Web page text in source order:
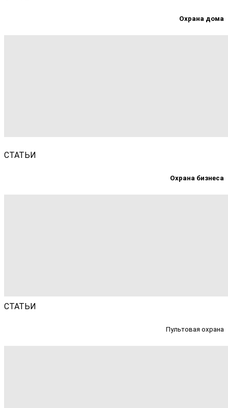
Охрана дома
СТАТЬИ
Охрана бизнеса
СТАТЬИ
Пультовая охрана